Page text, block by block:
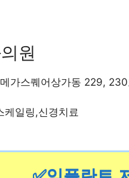
원
가스퀘어상가동 229,
케일링,신경치료